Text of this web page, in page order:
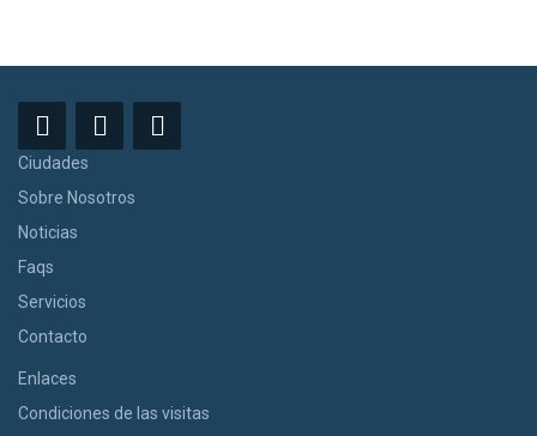
Ciudades
Sobre Nosotros
Noticias
Faqs
Servicios
Contacto
Enlaces
Condiciones de las visitas